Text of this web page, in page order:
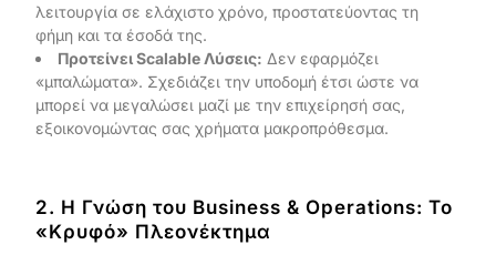
λειτουργία σε ελάχιστο χρόνο, προστατεύοντας τη
φήμη και τα έσοδά της.
Προτείνει Scalable Λύσεις: Δεν εφαρμόζει
«μπαλώματα». Σχεδιάζει την υποδομή έτσι ώστε να
μπορεί να μεγαλώσει μαζί με την επιχείρησή σας,
εξοικονομώντας σας χρήματα μακροπρόθεσμα.
2. Η Γνώση του Business & Operations: Το
«Κρυφό» Πλεονέκτημα